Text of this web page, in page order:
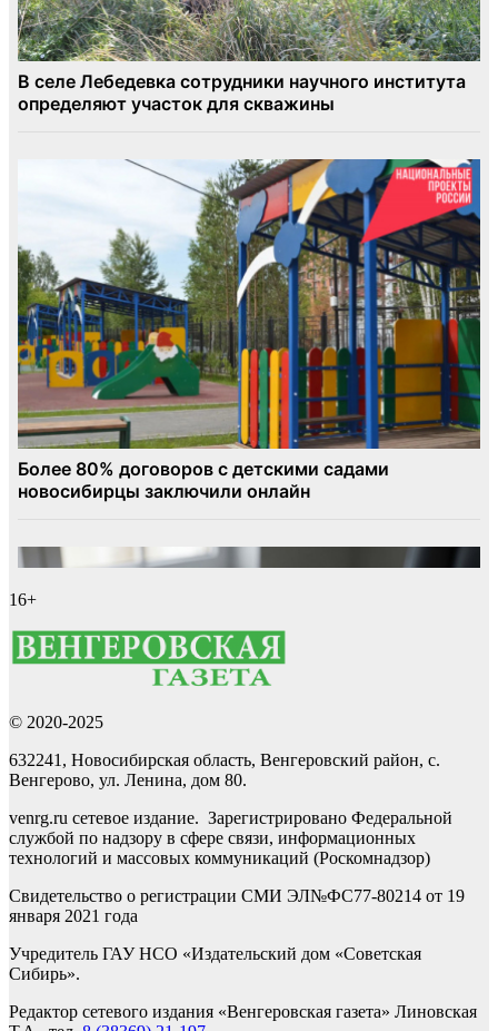
16+
© 2020-2025
632241, Новосибирская область, Венгеровский район, с.
Венгерово, ул. Ленина, дом 80.
venrg.ru сетевое издание. Зарегистрировано Федеральной
службой по надзору в сфере связи, информационных
технологий и массовых коммуникаций (Роскомнадзор)
Свидетельство о регистрации СМИ ЭЛ№ФС77-80214 от 19
января 2021 года
Учредитель ГАУ НСО «Издательский дом «Советская
Сибирь».
Редактор сетевого издания «Венгеровская газета» Линовская